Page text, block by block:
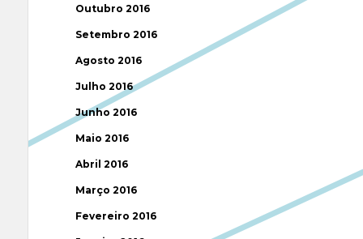
Outubro 2016
Setembro 2016
Agosto 2016
Julho 2016
Junho 2016
Maio 2016
Abril 2016
Março 2016
Fevereiro 2016